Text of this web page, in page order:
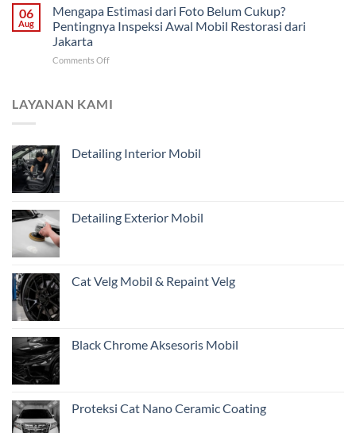
dari
Malang
Mana
yang
Memantau
Restorasi
Jarak
Pemilik
06
Aug
Mengapa Estimasi dari Foto Belum Cukup?
Pentingnya Inspeksi Awal Mobil Restorasi dari
Jakarta
Comments Offon
dari
Pentingnya
dari
LAYANAN KAMI
Detailing Interior Mobil
Detailing Exterior Mobil
Cat Velg Mobil & Repaint Velg
Black Chrome Aksesoris Mobil
Proteksi Cat Nano Ceramic Coating